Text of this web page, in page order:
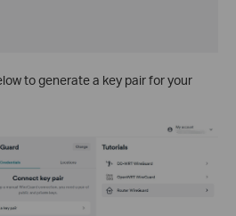
to generate a key pair for your